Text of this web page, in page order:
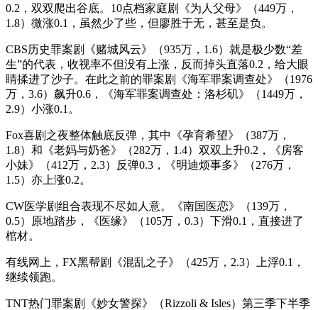
0.2，双双爬出谷底。10点档家庭剧《为人父母》（449万，
1.8）微涨0.1，虽然少了些，但廖胜于无，甚至是负。
CBS历史罪案剧《赌城风云》（935万，1.6）就是极少数“差
生”的代表，收视率不但没有上涨，反而掉头直落0.2，给大眼
睛揉进了沙子。在此之前的罪案剧《海军罪案调查处》（1976
万，3.6）飙升0.6，《海军罪案调查处：洛杉矶》（1449万，
2.9）小涨0.1。
Fox喜剧之夜整体触底反弹，其中《孕育希望》（387万，
1.8）和《老妈与奶爸》（282万，1.4）双双上升0.2，《房客
小妹》（412万，2.3）反弹0.3，《明迪烦事多》（276万，
1.5）亦上涨0.2。
CW医学剧组合表现不尽如人意。《南国医恋》（139万，
0.5）原地踏步，《医缘》（105万，0.3）下滑0.1，直接进了
棺材。
有线网上，FX黑帮剧《混乱之子》（425万，2.3）上浮0.1，
继续领跑。
TNT热门罪案剧《妙女警探》（Rizzoli & Isles）第三季下半季